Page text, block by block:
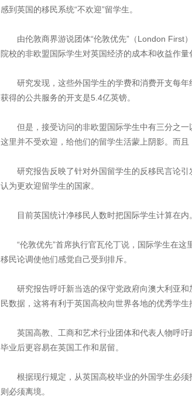
感到英国的移民系统“不欢迎”留学生。
由伦敦商界游说团体“伦敦优先”（London First
院校的非欧盟国际学生对英国经济的成本和收益作量
研究发现，这些外国学生的学费和消费开支每年
获得的公共服务的开支是5.4亿英镑。
但是，接受访问的非欧盟国际学生中有三分之一
这里并不受欢迎，给他们的留学生活蒙上阴影。而
研究报告反映了针对外国留学生的反移民言论引
认为更欢迎留学生的国家。
目前英国统计净移民人数时把国际学生计算在内。
“伦敦优先”首席执行官瓦伦丁说，国际学生在这
移民论调使他们感觉自己受到排斥。
研究报告呼吁新当选的保守党政府向澳大利亚和
民数据，这将有利于英国高校向世界各地的优秀学生
英国高教、工商和艺术行业团体和代表人物呼吁
毕业后更容易在英国工作和居留。
根据现行规定，从英国高校毕业的外国学生必须
则必须离境。